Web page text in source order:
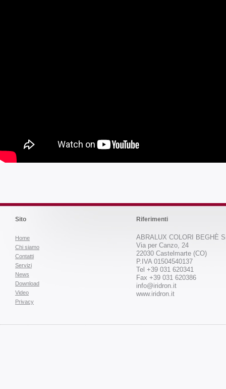
Sito
Home
Chi siamo
Contatti
Servizi
News
Download
Video
Privacy
Riferimenti
ABRALUX COLORI BEGHÈ
Via per Canzo, 24
22030 Castelmarte (CO)
P.IVA 01504540137
Tel +39 031 620341
Fax +39 031 620386
info@iridron.it
www.iridron.it